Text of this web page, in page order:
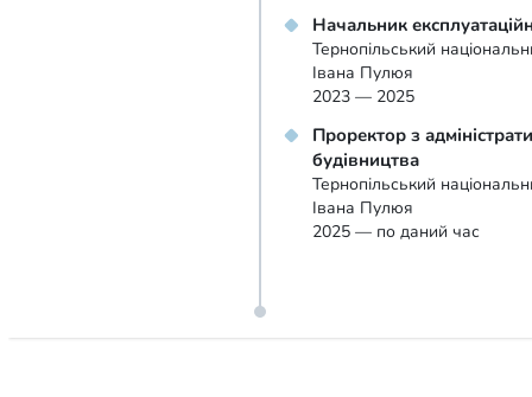
Начальник
Тернопільський
Івана Пулюя
2023 — 2025
Проректор з
будівництва
Тернопільський
Івана Пулюя
2025 — по даний час